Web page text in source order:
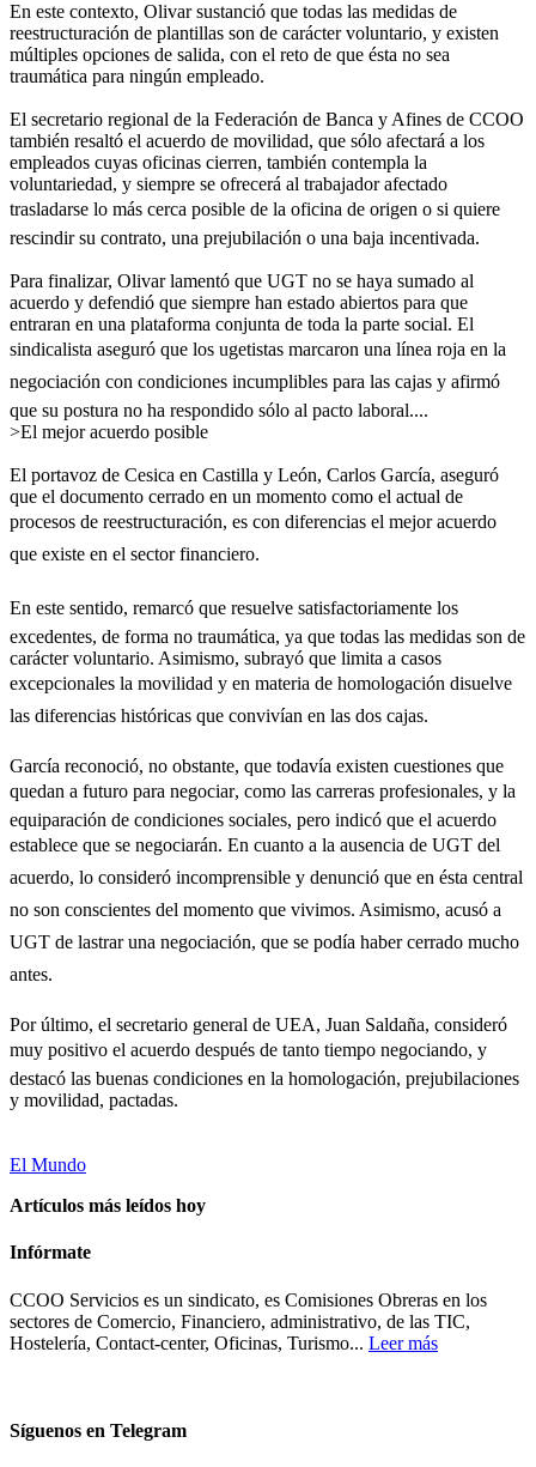
En este contexto, Olivar sustanció que todas las medidas de
reestructuración de plantillas son de carácter voluntario, y existen
múltiples opciones de salida, con el reto de que ésta no sea
traumática para ningún empleado.
El secretario regional de la Federación de Banca y Afines de CCOO
también resaltó el acuerdo de movilidad, que sólo afectará a los
empleados cuyas oficinas cierren, también contempla la
voluntariedad, y siempre se ofrecerá al trabajador afectado
trasladarse lo más cerca posible de la oficina de origen o si quiere
rescindir su contrato, una prejubilación o una baja incentivada.
Para finalizar, Olivar lamentó que UGT no se haya sumado al
acuerdo y defendió que siempre han estado abiertos para que
entraran en una plataforma conjunta de toda la parte social. El
sindicalista aseguró que los ugetistas marcaron una línea roja en la
negociación con condiciones incumplibles para las cajas y afirmó
que su postura no ha respondido sólo al pacto laboral....
>El mejor acuerdo posible
El portavoz de Cesica en Castilla y León, Carlos García, aseguró
que el documento cerrado en un momento como el actual de
procesos de reestructuración, es con diferencias el mejor acuerdo
que existe en el sector financiero.
En este sentido, remarcó que resuelve satisfactoriamente los
excedentes, de forma no traumática, ya que todas las medidas son de
carácter voluntario. Asimismo, subrayó que limita a casos
excepcionales la movilidad y en materia de homologación disuelve
las diferencias históricas que convivían en las dos cajas.
García reconoció, no obstante, que todavía existen cuestiones que
quedan a futuro para negociar, como las carreras profesionales, y la
equiparación de condiciones sociales, pero indicó que el acuerdo
establece que se negociarán. En cuanto a la ausencia de UGT del
acuerdo, lo consideró incomprensible y denunció que en ésta central
no son conscientes del momento que vivimos. Asimismo, acusó a
UGT de lastrar una negociación, que se podía haber cerrado mucho
antes.
Por último, el secretario general de UEA, Juan Saldaña, consideró
muy positivo el acuerdo después de tanto tiempo negociando, y
destacó las buenas condiciones en la homologación, prejubilaciones
y movilidad, pactadas.
El Mundo
Artículos más leídos hoy
Infórmate
CCOO Servicios es un sindicato, es Comisiones Obreras en los
sectores de Comercio, Financiero, administrativo, de las TIC,
Hostelería, Contact-center, Oficinas, Turismo... Leer más
Síguenos en Telegram